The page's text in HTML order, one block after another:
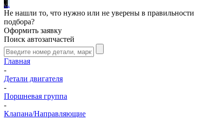
...
Не нашли то, что нужно или не уверены в правильности
подбора?
Оформить заявку
Поиск автозапчастей
Главная
-
Детали двигателя
-
Поршневая группа
-
Клапана/Направляющие